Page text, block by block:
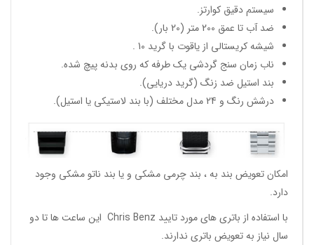
سیستم دقیق کوارتز.
ضد آب تا عمق 200 متر (20 بار).
شیشه کریستالی از یاقوت با گرید 10 .
ناب زمان سنج گردشی یک طرفه که روی بدنه پیچ شده.
بند استیل ضد زنگ (گرید دریایی).
درشش رنگ و 24 مدل مختلف (با بند لاستیکی یا استیل).
امکان تعویض بند به ، بند چرمی مشکی و یا بند ناتو مشکی وجود
دارد.
با استفاده از باتری های مورد تایید Chris Benz این ساعت ها تا دو
سال نیاز به تعویض باتری ندارند.